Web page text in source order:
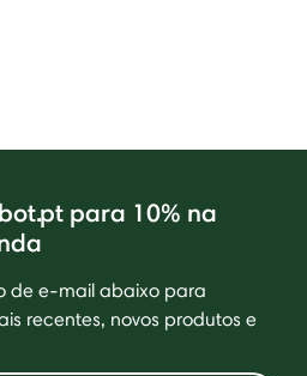
para 10% na
de e-mail abaixo para
recentes, novos produtos e